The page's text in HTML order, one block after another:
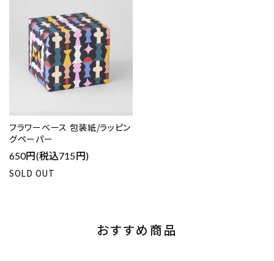
フラワーベース 包装紙/ラッピン
グペーパー
650円(税込715円)
SOLD OUT
おすすめ商品